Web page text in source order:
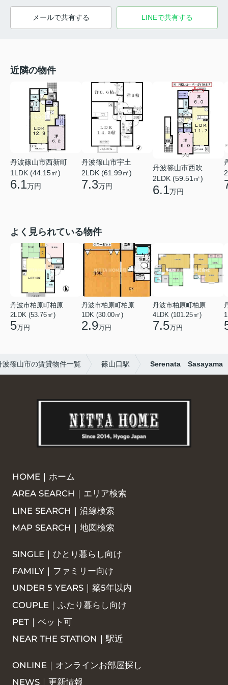
メールで共有する LINEで共有する
近隣の物件
丹波篠山市西新町
1LDK (44.15㎡)
6.1万円
丹波篠山市宇土
2LDK (61.99㎡)
7.3万円
丹波篠山市西吹
2LDK (59.51㎡)
6.1万円
よく見られている物件
丹波市柏原町柏原
2LDK (53.76㎡)
5万円
丹波市柏原町柏原
1DK (30.00㎡)
2.9万円
丹波市柏原町柏原
4LDK (101.25㎡)
7.5万円
波篠山市の賃貸物件一覧 篠山口駅 Serenata Sasayama
HOME｜ホーム
AREA SEARCH｜エリア検索
LINE SEARCH｜沿線検索
MAP SEARCH｜地図検索
SINGLE｜ひとり暮らし向け
FAMILY｜ファミリー向け
UNDER 5 YEARS｜築5年以内
COUPLE｜ふたり暮らし向け
PET｜ペット可
NEAR THE STATION｜駅近
ONLINE｜オンラインお部屋探し
NEWS｜更新情報